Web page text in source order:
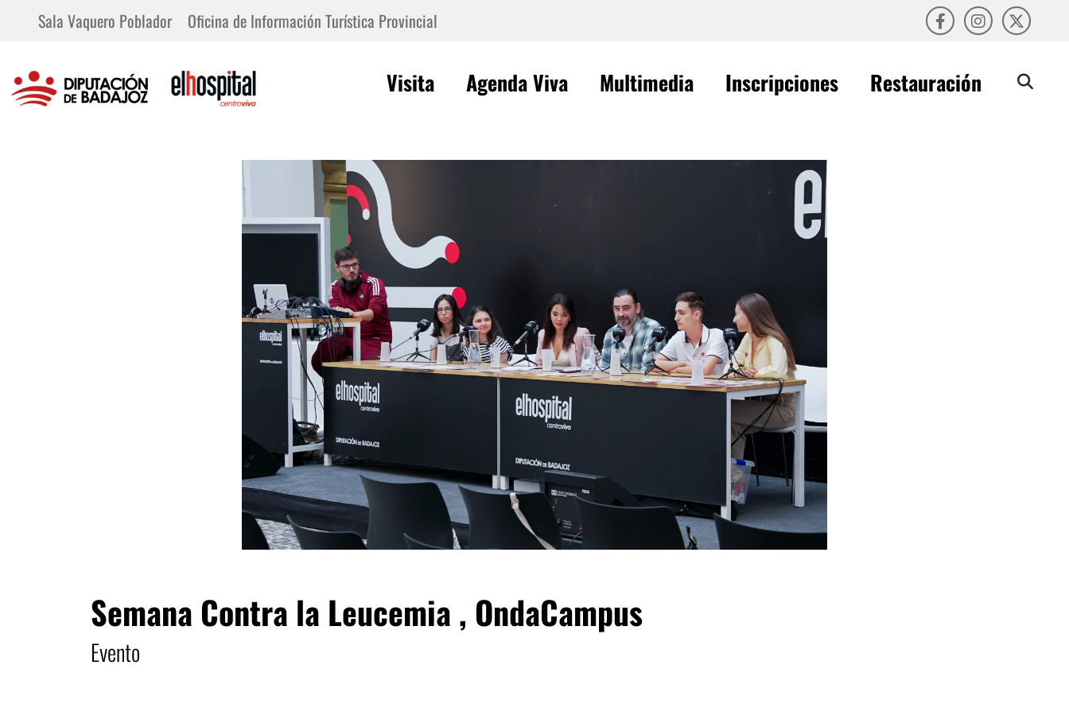
Sala Vaquero Poblador Oficina de Información Turística Provincial
Visita Agenda Viva Multimedia Inscripciones Restauración
Semana Contra la Leucemia , OndaCampus
Evento